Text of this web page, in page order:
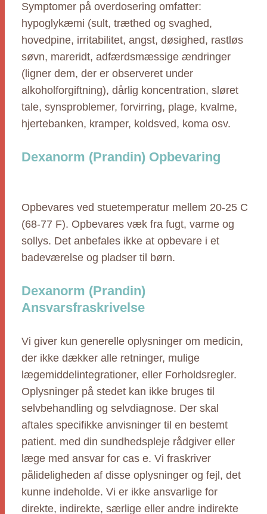
Symptomer på overdosering omfatter:
hypoglykæmi (sult, træthed og svaghed,
hovedpine, irritabilitet, angst, døsighed, rastløs
søvn, mareridt, adfærdsmæssige ændringer
(ligner dem, der er observeret under
alkoholforgiftning), dårlig koncentration, sløret
tale, synsproblemer, forvirring, plage, kvalme,
hjertebanken, kramper, koldsved, koma osv.
Dexanorm (Prandin) Opbevaring
Opbevares ved stuetemperatur mellem 20-25 C
(68-77 F). Opbevares væk fra fugt, varme og
sollys. Det anbefales ikke at opbevare i et
badeværelse og pladser til børn.
Dexanorm (Prandin)
Ansvarsfraskrivelse
Vi giver kun generelle oplysninger om medicin,
der ikke dækker alle retninger, mulige
lægemiddelintegrationer, eller Forholdsregler.
Oplysninger på stedet kan ikke bruges til
selvbehandling og selvdiagnose. Der skal
aftales specifikke anvisninger til en bestemt
patient. med din sundhedspleje rådgiver eller
læge med ansvar for cas e. Vi fraskriver
pålideligheden af disse oplysninger og fejl, det
kunne indeholde. Vi er ikke ansvarlige for
direkte, indirekte, særlige eller andre indirekte